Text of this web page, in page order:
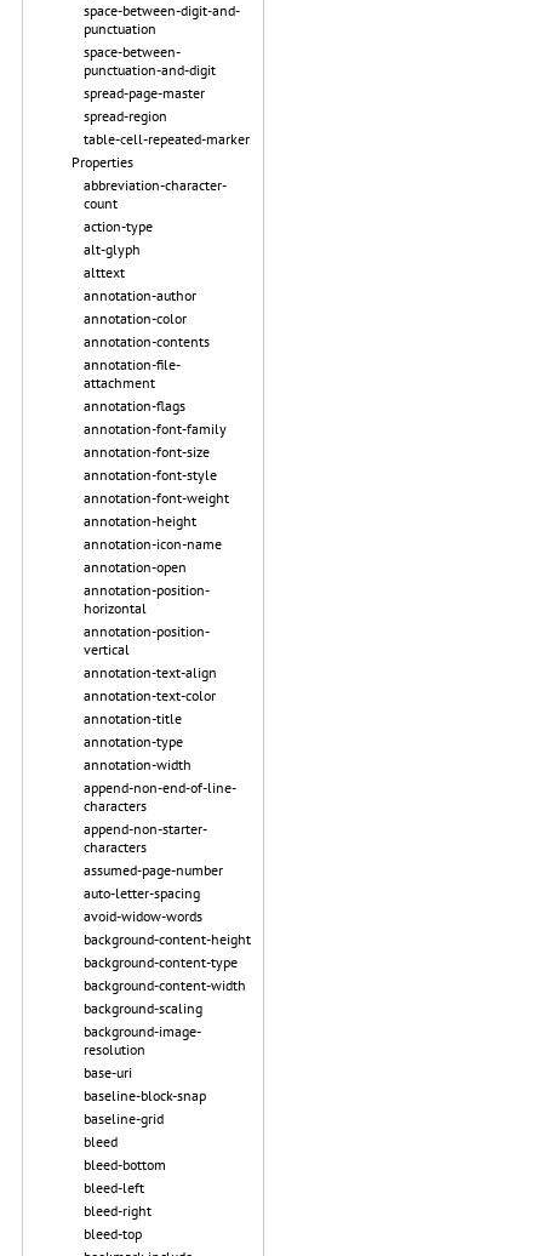
space-between-digit-and-
punctuation
space-between-
punctuation-and-digit
spread-page-master
spread-region
table-cell-repeated-marker
Properties
abbreviation-character-
count
action-type
alt-glyph
alttext
annotation-author
annotation-color
annotation-contents
annotation-file-
attachment
annotation-flags
annotation-font-family
annotation-font-size
annotation-font-style
annotation-font-weight
annotation-height
annotation-icon-name
annotation-open
annotation-position-
horizontal
annotation-position-
vertical
annotation-text-align
annotation-text-color
annotation-title
annotation-type
annotation-width
append-non-end-of-line-
characters
append-non-starter-
characters
assumed-page-number
auto-letter-spacing
avoid-widow-words
background-content-height
background-content-type
background-content-width
background-scaling
background-image-
resolution
base-uri
baseline-block-snap
baseline-grid
bleed
bleed-bottom
bleed-left
bleed-right
bleed-top